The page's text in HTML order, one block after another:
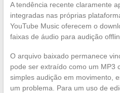
A tendência recente claramente
integradas nas próprias
YouTube Music oferecem o
faixas de áudio para audição
O arquivo baixado permanece
pode ser extraído como um MP3
simples audição em movimento,
um problema. Para um uso de